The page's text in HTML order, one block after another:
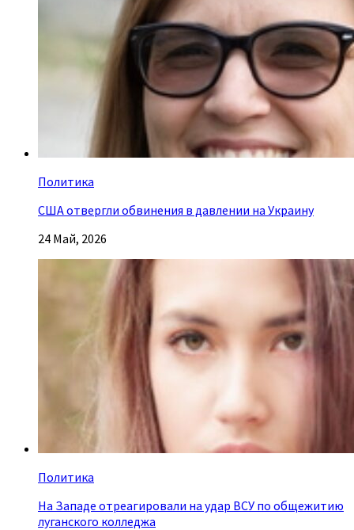
Политика
США отвергли обвинения в давлении на Украину
24 Май, 2026
Политика
На Западе отреагировали на удар ВСУ по общежитию
луганского колледжа